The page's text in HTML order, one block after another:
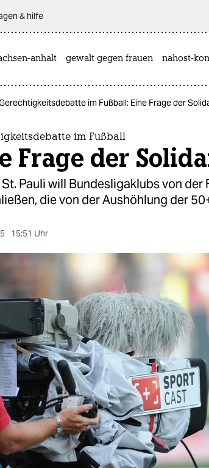
& hilfe
anhalt gewalt gegen frauen nahost-
im Fußball: Eine Frage der
im Fußball
Frage der
St. Pauli will Bundesligaklubs von
die von der Aushöhlung der
15:51 Uhr